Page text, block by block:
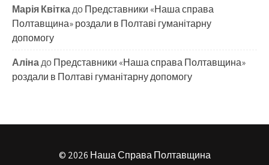
Марія КвіткадоПредставники «Наша справа
Полтавщина» роздали в Полтаві гуманітарну
допомогу
АлінадоПредставники «Наша справа Полтавщина»
роздали в Полтаві гуманітарну допомогу
© 2026 Наша Справа Полтавщина